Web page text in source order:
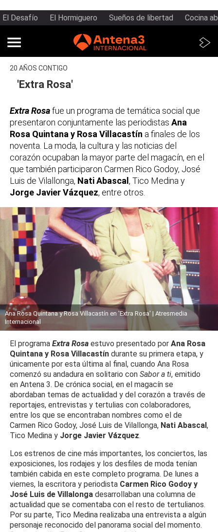
El Desafío El Hormiguero Sueños de libertad Cocina
20 AÑOS CONTIGO
'Extra Rosa'
Extra Rosafue un programa de temática social que
presentaron conjuntamente las periodistas Ana
Rosa Quintana y Rosa Villacastín a finales de los
noventa. La moda, la cultura y las noticias del
corazón ocupaban la mayor parte del magacín, en el
que también participaron Carmen Rico Godoy, José
Luis de Vilallonga, Nati Abascal , Tico Medina y
Jorge Javier Vázquez, entre otros.
Ana Rosa Quintana y Rosa Villacastín en 'Extra Rosa' | Atresmedia
Internacional
El programa Extra Rosa estuvo presentado por Ana Rosa
Quintana y Rosa Villacastín durante su primera etapa, y
únicamente por esta última al final, cuando Ana Rosa
comenzó su andadura en solitario con Sabor a ti, emitido
en Antena 3. De crónica social, en el magacín se
abordaban temas de actualidad y del corazón a través de
reportajes, entrevistas y tertulias con colaboradores,
entre los que se encontraban nombres como el de
Carmen Rico Godoy, José Luis de Vilallonga, Nati Abascal,
Tico Medina y Jorge Javier Vázquez.
Los estrenos de cine más importantes, los conciertos, las
exposiciones, los rodajes y los desfiles de moda tenían
también cabida en este completo programa. De lunes a
viernes, la escritora y periodista Carmen Rico Godoy y
José Luis de Villalonga desarrollaban una columna de
actualidad que se comentaba con el resto de tertulianos.
Por su parte, Tico Medina realizaba una entrevista a algún
personaje reconocido del panorama social del momento.